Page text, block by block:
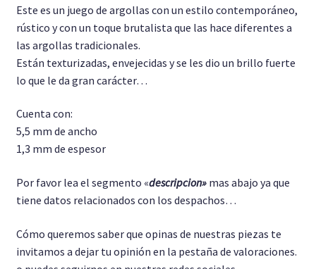
Pulseras
Anillo Unisex
Cadenas
Este es un juego de argollas con un estilo contemporáneo,
rústico y con un toque brutalista que las hace diferentes a
las argollas tradicionales.
Están texturizadas, envejecidas y se les dio un brillo fuerte
lo que le da gran carácter…
Cuenta con:
5,5 mm de ancho
1,3 mm de espesor
Por favor lea el segmento «descripcion»mas abajo ya que
tiene datos relacionados con los despachos…
Cómo queremos saber que opinas de nuestras piezas te
invitamos a dejar tu opinión en la pestaña de valoraciones.